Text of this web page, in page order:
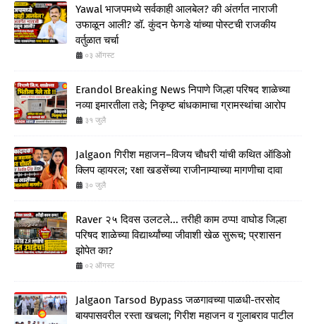
Yawal भाजपमध्ये सर्वकाही आलबेल? की अंतर्गत नाराजी
उफाळून आली? डॉ. कुंदन फेगडे यांच्या पोस्टची राजकीय
वर्तुळात चर्चा
०३ ऑगस्ट
Erandol Breaking News निपाणे जिल्हा परिषद शाळेच्या
नव्या इमारतीला तडे; निकृष्ट बांधकामाचा ग्रामस्थांचा आरोप
३१ जुलै
Jalgaon गिरीश महाजन–विजय चौधरी यांची कथित ऑडिओ
क्लिप व्हायरल; रक्षा खडसेंच्या राजीनाम्याच्या मागणीचा दावा
३० जुलै
Raver २५ दिवस उलटले... तरीही काम ठप्प! वाघोड जिल्हा
परिषद शाळेच्या विद्यार्थ्यांच्या जीवाशी खेळ सुरूच; प्रशासन
झोपेत का?
०२ ऑगस्ट
Jalgaon Tarsod Bypass जळगावच्या पाळधी-तरसोद
बायपासवरील रस्ता खचला; गिरीश महाजन व गुलाबराव पाटील